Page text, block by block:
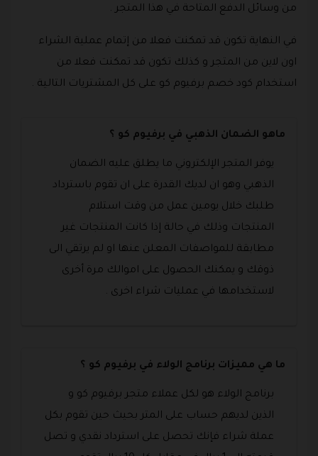
من وسائل الدفع المتاحة في هذا المتجر .
في النهاية تكون قد تمكنت فعلا من إتمام عملية الشراء
اون لاين من المتجر و كذلك تكون قد تمكنت فعلا من
استخدام كود خصم برفيوم كو على كل المشتريات التالية .
ماهو الضمان الذهبي في برفيوم كو ؟
يوفر المتجر الإلكتروني ما يطلق عليه الضمان
الذهبي وهو ان لديك القدرة على ان تقوم باسترداد
طلبك خلال يومين عمل من وقت استلام
المنتجات وذلك في حالة إذا كانت المنتجات غير
مطابقة للمواصفات المعلن عنها او لم يرتقي الى
ذوقك و يمكنك الحصول على اموالك مرة أخرى
لاستخدامها في عمليات شراء اخرى .
ما هي مميزات برنامج الولاء في برفيوم كو ؟
برنامج الولاء هو لكل عملاء متجر برفيوم كو و
الذين لديهم حساب على المتر بحيث حين تقوم بكل
عملة شراء فإنك تحصل على استرداد نقدي و تصل